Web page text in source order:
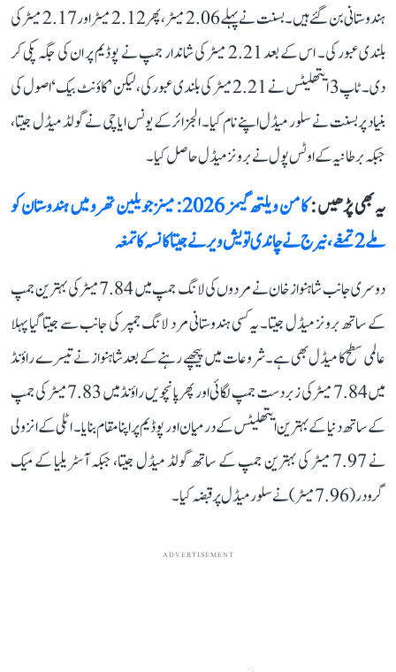
ہندوستانی بن گئے ہیں۔ بسنت نے پہلے 2.06 میٹر، پھر 2.12 میٹر اور 2.17 میٹر کی
بلندی عبور کی۔ اس کے بعد 2.21 میٹر کی شاندار جمپ نے پوڈیم پر ان کی جگہ پکی کر
دی۔ ٹاپ 3 ایتھلیٹس نے 2.21 میٹر کی بلندی عبور کی، لیکن ’کاؤنٹ بیک‘ اصول کی
بنیاد پر بسنت نے سلور میڈل اپنے نام کیا۔ الجزائر کے یونس ایاچی نے گولڈ میڈل جیتا،
جبکہ برطانیہ کے اوٹس پول نے برونز میڈل حاصل کیا۔
یہ بھی پڑھیں :
کامن ویلتھ گیمز 2026: مینز جویلین تھرو میں ہندوستان کو
ملے 2 تمغے، نیرج نے چاندی تو یش ویر نے جیتا کانسہ کا تمغہ
دوسری جانب شاہنواز خان نے مردوں کی لانگ جمپ میں 7.84 میٹر کی بہترین جمپ
کے ساتھ برونز میڈل جیتا۔ یہ کسی ہندوستانی مرد لانگ جمپر کی جانب سے جیتا گیا پہلا
عالمی سطح کا میڈل بھی ہے۔ شروعات میں پیچھے رہنے کے بعد شاہنواز نے تیسرے راؤنڈ
میں 7.84 میٹر کی زبردست جمپ لگائی اور پھر پانچویں راؤنڈ میں 7.83 میٹر کی جمپ
کے ساتھ دنیا کے بہترین ایتھلیٹس کے درمیان اور پوڈیم پر اپنا مقام بنایا۔ اٹلی کے انزولی
نے 7.97 میٹر کی بہترین جمپ کے ساتھ گولڈ میڈل جیتا، جبکہ آسٹریلیا کے میک
گرودر (7.96 میٹر) نے سلور میڈل پر قبضہ کیا۔
ADVERTISEMENT